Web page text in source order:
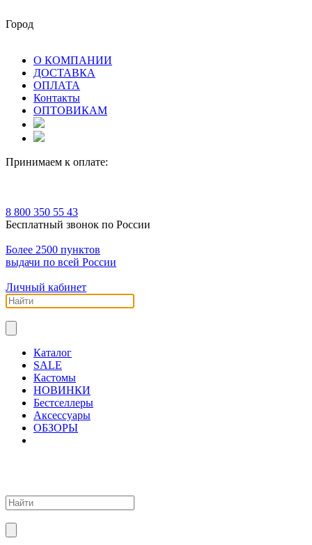
Город
О КОМПАНИИ
ДОСТАВКА
ОПЛАТА
Контакты
ОПТОВИКАМ
Принимаем к оплате:
8 800 350 55 43
Бесплатный звонок по России
Более 2500 пунктов
выдачи по всей России
Личный кабинет
Каталог
SALE
Кастомы
НОВИНКИ
Бестселлеры
Аксессуары
ОБЗОРЫ